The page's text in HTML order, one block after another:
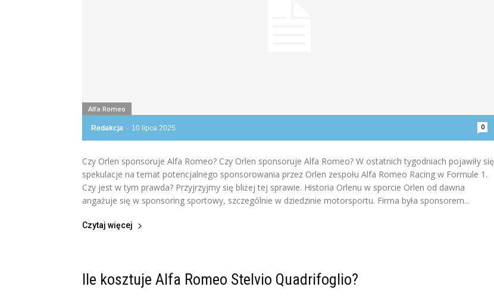
Redakcja - 10 lipca 2025 0
Alfa Romeo
Czy Orlen sponsoruje Alfa Romeo? Czy Orlen sponsoruje Alfa Romeo? W ostatnich tygodniach pojawiły się
spekulacje na temat potencjalnego sponsorowania przez Orlen zespołu Alfa Romeo Racing w Formule 1.
Czy jest w tym prawda? Przyjrzyjmy się bliżej tej sprawie. Historia Orlenu w sporcie Orlen od dawna
angażuje się w sponsoring sportowy, szczególnie w dziedzinie motorsportu. Firma była sponsorem...
Czytaj więcej
Ile kosztuje Alfa Romeo Stelvio Quadrifoglio?